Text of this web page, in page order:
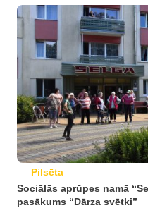
Pilsēta
Sociālās aprūpes namā
pasākums “Dārza svētki”